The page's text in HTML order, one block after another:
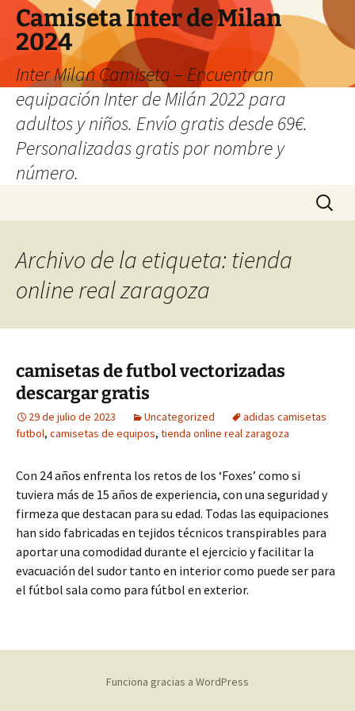
Camiseta Inter de Milan
2024
Inter Milan Camiseta – Encuentran
equipación Inter de Milán 2022 para
adultos y niños. Envío gratis desde 69€.
Personalizadas gratis por nombre y
número.
Buscar:
Archivo de la etiqueta: tienda
online real zaragoza
camisetas de futbol vectorizadas
descargar gratis
29 de julio de 2023 Uncategorized
adidas camisetas
futbol, camisetas de equipos, tienda online real zaragoza
Con 24 años enfrenta los retos de los ‘Foxes’ como si
tuviera más de 15 años de experiencia, con una seguridad y
firmeza que destacan para su edad. Todas las equipaciones
han sido fabricadas en tejidos técnicos transpirables para
aportar una comodidad durante el ejercicio y facilitar la
evacuación del sudor tanto en interior como puede ser para
el fútbol sala como para fútbol en exterior.
Funciona gracias a WordPress